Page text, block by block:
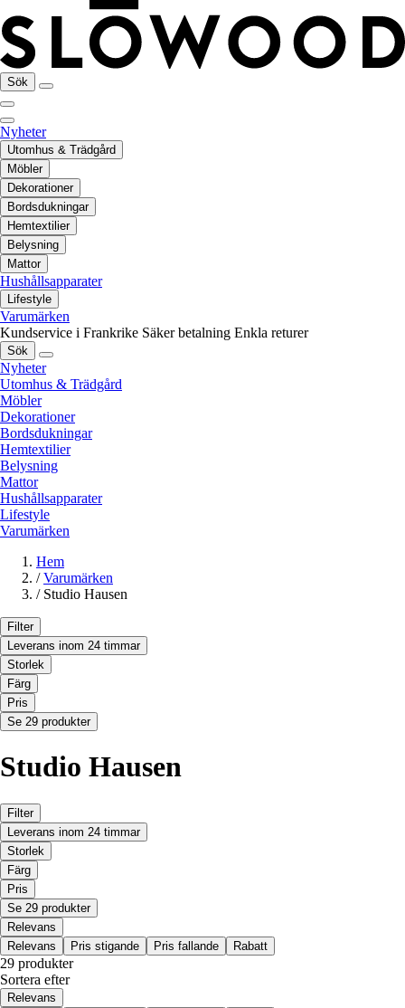
Sök
Nyheter
Utomhus & Trädgård
Möbler
Dekorationer
Bordsdukningar
Hemtextilier
Belysning
Mattor
Hushållsapparater
Lifestyle
Varumärken
Kundservice i Frankrike Säker betalning Enkla returer
Sök
Nyheter
Utomhus & Trädgård
Möbler
Dekorationer
Bordsdukningar
Hemtextilier
Belysning
Mattor
Hushållsapparater
Lifestyle
Varumärken
Hem
/ Varumärken
/ Studio Hausen
Filter
Leverans inom 24 timmar
Storlek
Färg
Pris
Se 29 produkter
Studio Hausen
Filter
Leverans inom 24 timmar
Storlek
Färg
Pris
Se 29 produkter
Relevans
Relevans
Pris stigande Pris fallande Rabatt
29 produkter
Sortera efter
Relevans